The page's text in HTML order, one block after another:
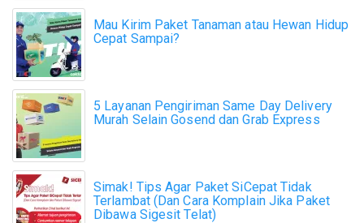
Mau Kirim Paket Tanaman atau Hewan Hidup
Cepat Sampai?
5 Layanan Pengiriman Same Day Delivery
Murah Selain Gosend dan Grab Express
Simak! Tips Agar Paket SiCepat Tidak
Terlambat (Dan Cara Komplain Jika Paket
Dibawa Sigesit Telat)